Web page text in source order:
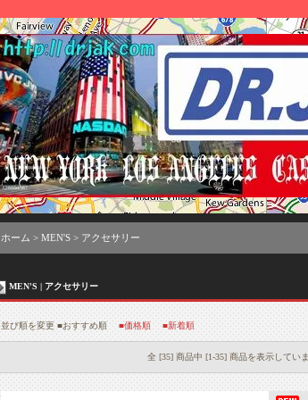
ホーム > MEN'S > アクセサリー
MEN'S | アクセサリー
並び順を変更■おすすめ順 ■価格順 ■新着順
全 [35] 商品中 [1-35] 商品を表示してい